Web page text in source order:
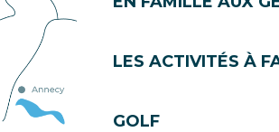
LES ACTIVITÉS À
GOLF